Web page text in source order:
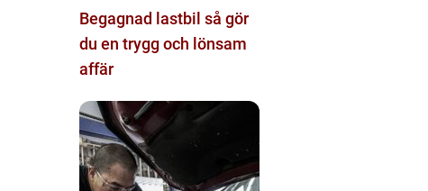
Begagnad lastbil så gör
du en trygg och lönsam
affär